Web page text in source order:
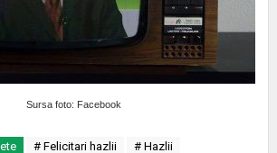
Sursa foto: Facebook
# Felicitari hazlii # Hazlii